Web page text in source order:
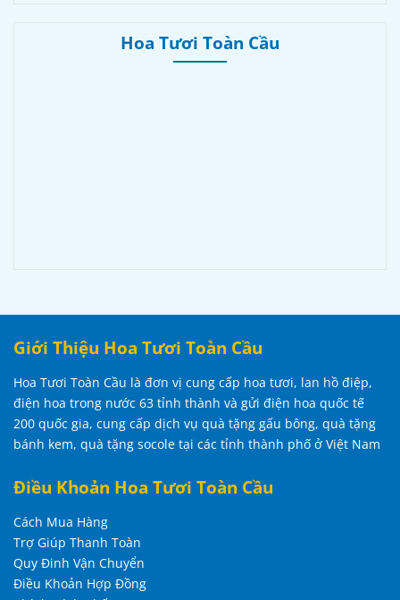
Hoa Tươi Toàn Cầu
Giới Thiệu Hoa Tươi Toàn Cầu
Hoa Tươi Toàn Cầu là đơn vị cung cấp hoa tươi, lan hồ điệp,
điện hoa trong nước 63 tỉnh thành và gửi điện hoa quốc tế
200 quốc gia, cung cấp dịch vụ quà tặng gấu bông, quà tặng
bánh kem, quà tặng socole tại các tỉnh thành phố ở Việt Nam
Điều Khoản Hoa Tươi Toàn Cầu
Cách Mua Hàng
Trợ Giúp Thanh Toàn
Quy Đinh Vận Chuyển
Điều Khoản Hợp Đồng